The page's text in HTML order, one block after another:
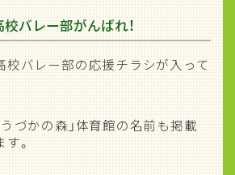
バレー部がんばれ！
校バレー部の応援チラシが入って
づかの森」体育館の名前も掲載
。